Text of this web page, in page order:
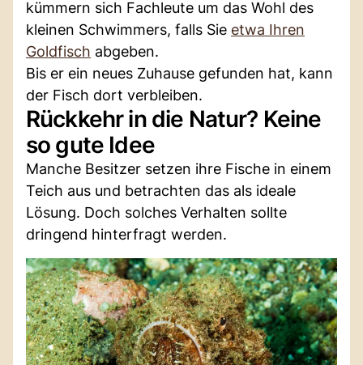
kümmern sich Fachleute um das Wohl des
kleinen Schwimmers, falls Sie etwa Ihren
Goldfisch abgeben.
Bis er ein neues Zuhause gefunden hat, kann
der Fisch dort verbleiben.
Rückkehr in die Natur? Keine
so gute Idee
Manche Besitzer setzen ihre Fische in einem
Teich aus und betrachten das als ideale
Lösung. Doch solches Verhalten sollte
dringend hinterfragt werden.